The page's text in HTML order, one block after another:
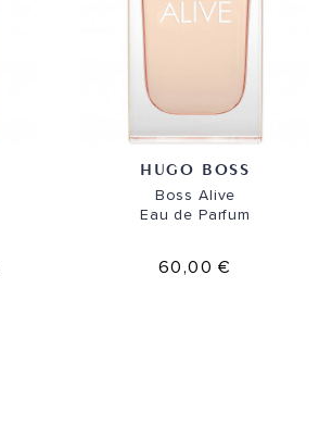
HUGO BOSS
Boss Alive
Eau de Parfum
60,00 €